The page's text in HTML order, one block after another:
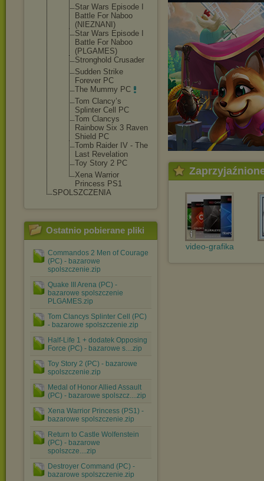
Star Wars Episode I
Battle For Naboo
(NIEZNANI)
Star Wars Episode I
Battle For Naboo
(PLGAMES)
Stronghold Crusader
Sudden Strike
Forever PC
The Mummy PC
Tom Clancy’s
Splinter Cell PC
Tom Clancys
Rainbow Six 3 Raven
Shield PC
Tomb Raider IV - The
Last Revelation
Toy Story 2 PC
Xena Warrior
Princess PS1
SPOLSZCZENIA
Ostatnio pobierane pliki
Commandos 2 Men of Courage
(PC) - bazarowe
spolszczenie.zip
Quake III Arena (PC) -
bazarowe spolszczenie
PLGAMES.zip
Tom Clancys Splinter Cell (PC)
- bazarowe spolszczenie.zip
Half-Life 1 + dodatek Opposing
Force (PC) - bazarowe s....zip
Toy Story 2 (PC) - bazarowe
spolszczenie.zip
Medal of Honor Allied Assault
(PC) - bazarowe spolszcz....zip
Xena Warrior Princess (PS1) -
bazarowe spolszczenie.zip
Return to Castle Wolfenstein
(PC) - bazarowe
spolszcze....zip
Destroyer Command (PC) -
bazarowe spolszczenie.zip
video-grafika